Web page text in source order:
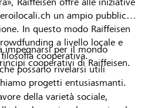
un ampio pubblico
In questo modo Raiffeisen
a livello locale e
cooperativa.
possano rivelarsi utili
progetti entusiasmanti.
impegnarsi per il mondo
cooperativi di Raiffeisen.
della varietà sociale,